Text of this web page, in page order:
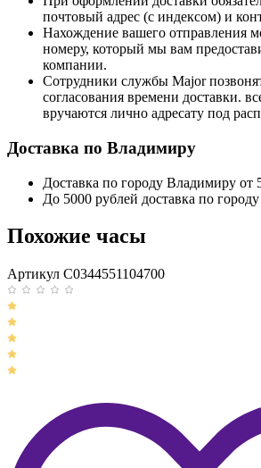
почтовый адрес (с индексом) и
Нахождение вашего отправления
номеру, который мы вам
компании.
Сотрудники службы Major
согласования времени доставки.
вручаются лично адресату под
Доставка по Владимиру
Доставка по городу Владимиру от
До 5000 рублей доставка по
Похожие часы
Артикул C0344551104700